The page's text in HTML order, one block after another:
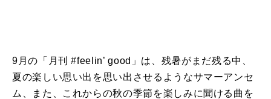
9月の「月刊 #feelin’ good 」は、残暑がまだ残る中、
夏の楽しい思い出を思い出させるようなサマーアンセ
ム、また、これからの秋の季節を楽しみに聞ける曲を